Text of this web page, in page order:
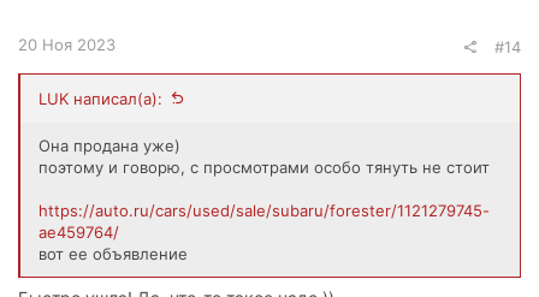
20 Ноя 2023 #14
LUK написал(а):
Она продана уже)
поэтому и говорю, с просмотрами особо тянуть не стоит
https://auto.ru/cars/used/sale/subaru/forester/1121279745-
ae459764/
вот ее объявление